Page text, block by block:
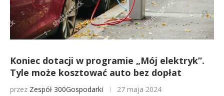
Koniec dotacji w programie „Mój elektryk”.
Tyle może kosztować auto bez dopłat
przez Zespół 300Gospodarki 27 maja 2024